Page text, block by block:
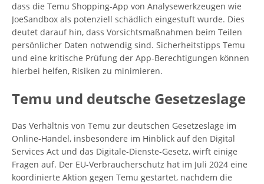
dass die Temu Shopping-App von Analysewerkzeugen wie
JoeSandbox als potenziell schädlich eingestuft wurde. Dies
deutet darauf hin, dass Vorsichtsmaßnahmen beim Teilen
persönlicher Daten notwendig sind. Sicherheitstipps Temu
und eine kritische Prüfung der App-Berechtigungen können
hierbei helfen, Risiken zu minimieren.
Temu und deutsche Gesetzeslage
Das Verhältnis von Temu zur deutschen Gesetzeslage im
Online-Handel, insbesondere im Hinblick auf den Digital
Services Act und das Digitale-Dienste-Gesetz, wirft einige
Fragen auf. Der EU-Verbraucherschutz hat im Juli 2024 eine
koordinierte Aktion gegen Temu gestartet, nachdem die